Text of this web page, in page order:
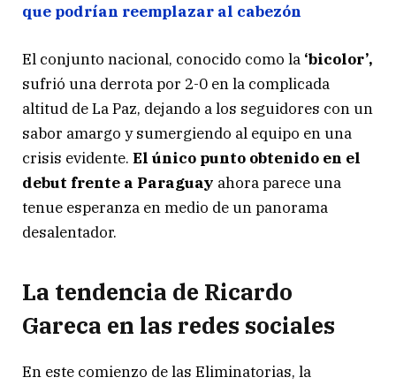
que podrían reemplazar al cabezón
El conjunto nacional, conocido como la ‘bicolor’,
sufrió una derrota por 2-0 en la complicada
altitud de La Paz, dejando a los seguidores con un
sabor amargo y sumergiendo al equipo en una
crisis evidente. El único punto obtenido en el
debut frente a Paraguay ahora parece una
tenue esperanza en medio de un panorama
desalentador.
La tendencia de Ricardo
Gareca en las redes sociales
En este comienzo de las Eliminatorias, la